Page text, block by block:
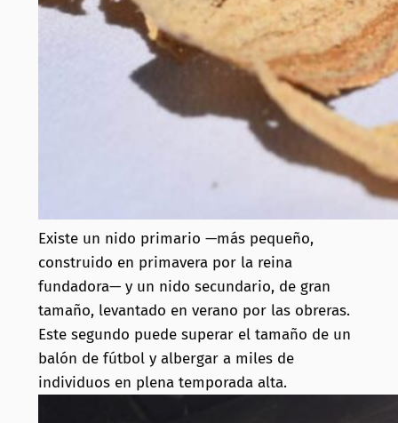
Existe un nido primario —más pequeño,
construido en primavera por la reina
fundadora— y un nido secundario, de gran
tamaño, levantado en verano por las obreras.
Este segundo puede superar el tamaño de un
balón de fútbol y albergar a miles de
individuos en plena temporada alta.